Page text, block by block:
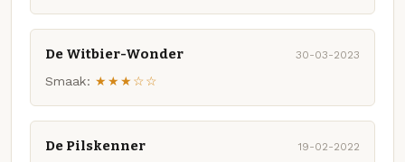
De Witbier-Wonder 30-03-2023
Smaak: ★★★☆☆
De Pilskenner 19-02-2022